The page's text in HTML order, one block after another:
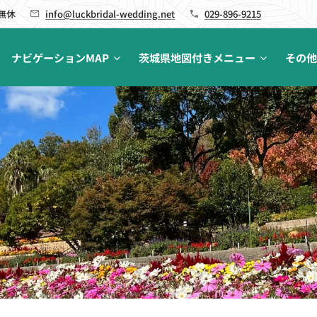
休 info@luckbridal-wedding.net 029-896-9215
ナビゲーションMAP 茨城県地図付きメニュー その他